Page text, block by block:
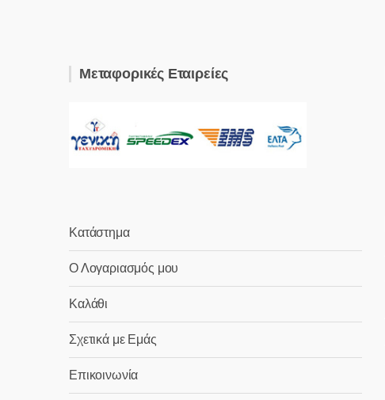
Μεταφορικές Εταιρείες
Κατάστημα
Ο Λογαριασμός μου
Καλάθι
Σχετικά με Εμάς
Επικοινωνία